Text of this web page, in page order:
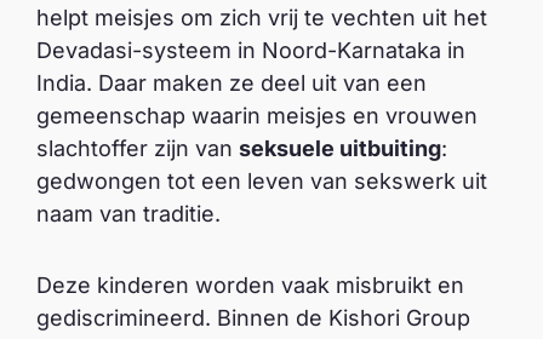
helpt meisjes om zich vrij te vechten uit het
Devadasi-systeem in Noord-Karnataka in
India. Daar maken ze deel uit van een
gemeenschap waarin meisjes en vrouwen
slachtoffer zijn van seksuele uitbuiting:
gedwongen tot een leven van sekswerk uit
naam van traditie.
Deze kinderen worden vaak misbruikt en
gediscrimineerd. Binnen de Kishori Group